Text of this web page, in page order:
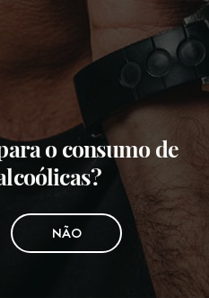
o consumo de
NÃO